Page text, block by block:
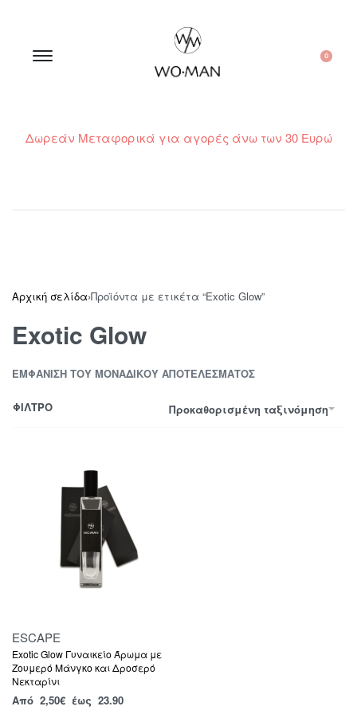
0
Δωρεάν Μεταφορικά για αγορές άνω των 30 Ευρώ
Αρχική σελίδα›Προϊόντα με ετικέτα “Exotic Glow”
Exotic Glow
ΕΜΦΆΝΙΣΗ ΤΟΥ ΜΟΝΑΔΙΚΟΎ ΑΠΟΤΕΛΈΣΜΑΤΟΣ
Προκαθορισμένη ταξινόμηση
ΦΙΛΤΡΟ
ESCAPE
Exotic Glow Γυναικείο Άρωμα με
Ζουμερό Μάνγκο και Δροσερό
Νεκταρίνι
Από 2,50€ έως 23.90